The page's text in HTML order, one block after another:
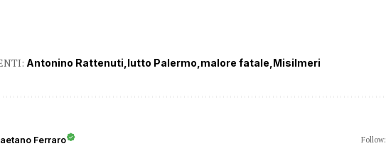
Antonino Rattenuti lutto Palermo malore fatale Misilmeri
Ferraro Follow: